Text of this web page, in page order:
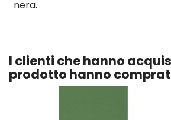
nera.
I clienti che hanno
prodotto hanno